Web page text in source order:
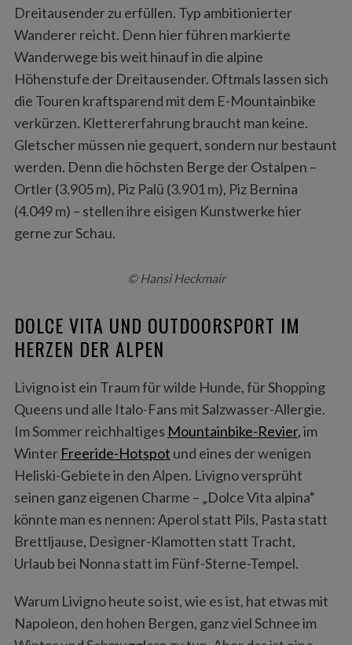
Dreitausender zu erfüllen. Typ ambitionierter
Wanderer reicht. Denn hier führen markierte
Wanderwege bis weit hinauf in die alpine
Höhenstufe der Dreitausender. Oftmals lassen sich
die Touren kraftsparend mit dem E-Mountainbike
verkürzen. Klettererfahrung braucht man keine.
Gletscher müssen nie gequert, sondern nur bestaunt
werden. Denn die höchsten Berge der Ostalpen –
Ortler (3.905 m), Piz Palü (3.901 m), Piz Bernina
(4.049 m) – stellen ihre eisigen Kunstwerke hier
gerne zur Schau.
© Hansi Heckmair
DOLCE VITA UND OUTDOORSPORT IM
HERZEN DER ALPEN
Livigno ist ein Traum für wilde Hunde, für Shopping
Queens und alle Italo-Fans mit Salzwasser-Allergie.
Im Sommer reichhaltiges Mountainbike-Revier, im
Winter Freeride-Hotspot und eines der wenigen
Heliski-Gebiete in den Alpen. Livigno versprüht
seinen ganz eigenen Charme – „Dolce Vita alpina“
könnte man es nennen: Aperol statt Pils, Pasta statt
Brettljause, Designer-Klamotten statt Tracht,
Urlaub bei Nonna statt im Fünf-Sterne-Tempel.
Warum Livigno heute so ist, wie es ist, hat etwas mit
Napoleon, den hohen Bergen, ganz viel Schnee im